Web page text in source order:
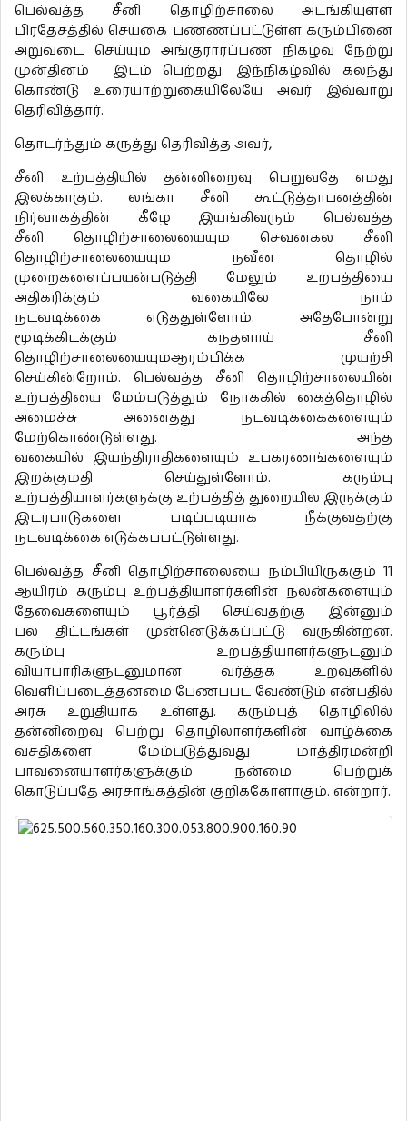
பெல்வத்த சீனி தொழிற்சாலை அடங்கியுள்ள
பிரதேசத்தில் செய்கை பண்ணப்பட்டுள்ள கரும்பினை
அறுவடை செய்யும் அங்குரார்ப்பண நிகழ்வு நேற்று
முன்தினம் இடம் பெற்றது. இந்நிகழ்வில் கலந்து
கொண்டு உரையாற்றுகையிலேயே அவர் இவ்வாறு
தெரிவித்தார்.
தொடர்ந்தும் கருத்து தெரிவித்த அவர்,
சீனி உற்பத்தியில் தன்னிறைவு பெறுவதே எமது
இலக்காகும். லங்கா சீனி கூட்டுத்தாபனத்தின்
நிர்வாகத்தின் கீழே இயங்கிவரும் பெல்வத்த
சீனி தொழிற்சாலையையும் செவனகல சீனி
தொழிற்சாலையையும் நவீன தொழில்
முறைகளைப்பயன்படுத்தி மேலும் உற்பத்தியை
அதிகரிக்கும் வகையிலே நாம்
நடவடிக்கை எடுத்துள்ளோம். அதேபோன்று
மூடிக்கிடக்கும் கந்தளாய் சீனி
தொழிற்சாலையையும்ஆரம்பிக்க முயற்சி
செய்கின்றோம். பெல்வத்த சீனி தொழிற்சாலையின்
உற்பத்தியை மேம்படுத்தும் நோக்கில் கைத்தொழில்
அமைச்சு அனைத்து நடவடிக்கைகளையும்
மேற்கொண்டுள்ளது. அந்த
வகையில் இயந்திராதிகளையும் உபகரணங்களையும்
இறக்குமதி செய்துள்ளோம். கரும்பு
உற்பத்தியாளர்களுக்கு உற்பத்தித் துறையில் இருக்கும்
இடர்பாடுகளை படிப்படியாக நீக்குவதற்கு
நடவடிக்கை எடுக்கப்பட்டுள்ளது.
பெல்வத்த சீனி தொழிற்சாலையை நம்பியிருக்கும் 11
ஆயிரம் கரும்பு உற்பத்தியாளர்களின் நலன்களையும்
தேவைகளையும் பூர்த்தி செய்வதற்கு இன்னும்
பல திட்டங்கள் முன்னெடுக்கப்பட்டு வருகின்றன.
கரும்பு உற்பத்தியாளர்களுடனும்
வியாபாரிகளுடனுமான வர்த்தக உறவுகளில்
வெளிப்படைத்தன்மை பேணப்பட வேண்டும் என்பதில்
அரசு உறுதியாக உள்ளது. கரும்புத் தொழிலில்
தன்னிறைவு பெற்று தொழிலாளர்களின் வாழ்க்கை
வசதிகளை மேம்படுத்துவது மாத்திரமன்றி
பாவனையாளர்களுக்கும் நன்மை பெற்றுக்
கொடுப்பதே அரசாங்கத்தின் குறிக்கோளாகும். என்றார்.